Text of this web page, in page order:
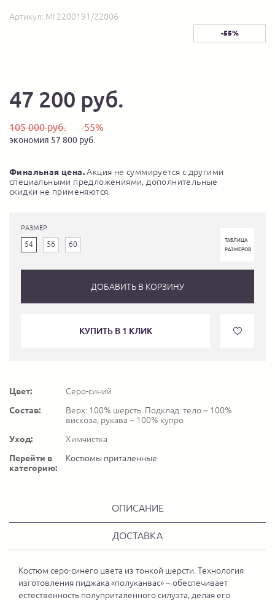
Артикул: MI 2200191/22006
-55%
47 200 руб.
105 000 руб. -55%
экономия 57 800 руб.
Финальная цена.Акция не суммируется с другими
специальными предложениями, дополнительные
скидки не применяются.
РАЗМЕР
54 56 60
ТАБЛИЦА
РАЗМЕРОВ
ДОБАВИТЬ В КОРЗИНУ
КУПИТЬ В 1 КЛИК
Цвет:
Серо-синий
Состав:
Верх: 100% шерсть. Подклад: тело – 100%
вискоза, рукава – 100% купро
Уход:
Химчистка
Перейти в
категорию:
Костюмы приталенные
ОПИСАНИЕ
ДОСТАВКА
Костюм серо-синего цвета из тонкой шерсти. Технология
изготовления пиджака «полуканвас» – обеспечивает
естественность полуприталенного силуэта, делая его